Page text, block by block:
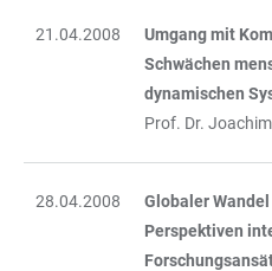
21.04.2008
Umgang mit
Schwächen
dynamischen
Prof. Dr.
28.04.2008
Globaler
Perspektiven